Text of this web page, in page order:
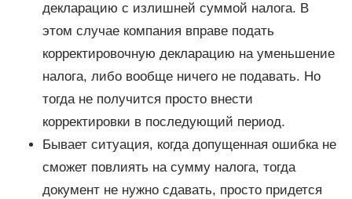
декларацию с излишней суммой налога. В
этом случае компания вправе подать
корректировочную декларацию на уменьшение
налога, либо вообще ничего не подавать. Но
тогда не получится просто внести
корректировки в последующий период.
Бывает ситуация, когда допущенная ошибка не
сможет повлиять на сумму налога, тогда
документ не нужно сдавать, просто придется